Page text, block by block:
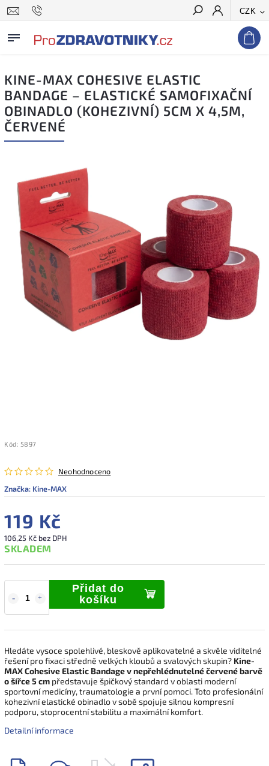
CZK
Hledat
KINE-MAX COHESIVE ELASTIC
BANDAGE – ELASTICKÉ SAMOFIXAČNÍ
OBINADLO (KOHEZIVNÍ) 5CM X 4,5M,
ČERVENÉ
Kód: 5897
Neohodnoceno
Značka: Kine-MAX
119 Kč
106,25 Kč bez DPH
SKLADEM
Přidat do
košíku
Hledáte vysoce spolehlivé, bleskově aplikovatelné a skvěle viditelné
řešení pro fixaci středně velkých kloubů a svalových skupin? Kine-
MAX Cohesive Elastic Bandage v nepřehlédnutelné červené barvě
o šířce 5 cm představuje špičkový standard v oblasti moderní
sportovní medicíny, traumatologie a první pomoci. Toto profesionální
kohezivní elastické obinadlo v sobě spojuje silnou kompresní
podporu, stoprocentní stabilitu a maximální komfort.
Detailní informace